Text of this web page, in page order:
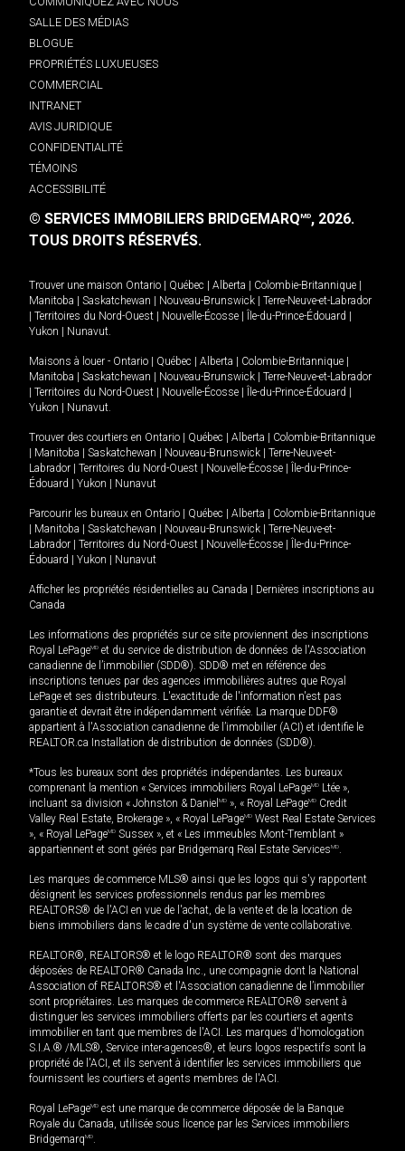
SALLE DES MÉDIAS
BLOGUE
PROPRIÉTÉS LUXUEUSES
COMMERCIAL
INTRANET
AVIS JURIDIQUE
CONFIDENTIALITÉ
TÉMOINS
ACCESSIBILITÉ
© SERVICES IMMOBILIERS BRIDGEMARQMD, 2026.
TOUS DROITS RÉSERVÉS.
Trouver une maison Ontario | Québec | Alberta | Colombie-Britannique |
Manitoba | Saskatchewan | Nouveau-Brunswick | Terre-Neuve-et-Labrador
| Territoires du Nord-Ouest | Nouvelle-Écosse | Île-du-Prince-Édouard |
Yukon | Nunavut.
Maisons à louer - Ontario | Québec | Alberta | Colombie-Britannique |
Manitoba | Saskatchewan | Nouveau-Brunswick | Terre-Neuve-et-Labrador
| Territoires du Nord-Ouest | Nouvelle-Écosse | Île-du-Prince-Édouard |
Yukon | Nunavut.
Trouver des courtiers en Ontario | Québec | Alberta | Colombie-Britannique
| Manitoba | Saskatchewan | Nouveau-Brunswick | Terre-Neuve-et-
Labrador | Territoires du Nord-Ouest | Nouvelle-Écosse | Île-du-Prince-
Édouard | Yukon | Nunavut
Parcourir les bureaux en Ontario | Québec | Alberta | Colombie-Britannique
| Manitoba | Saskatchewan | Nouveau-Brunswick | Terre-Neuve-et-
Labrador | Territoires du Nord-Ouest | Nouvelle-Écosse | Île-du-Prince-
Édouard | Yukon | Nunavut
Afficher les propriétés résidentielles au Canada | Dernières inscriptions au
Canada
Les informations des propriétés sur ce site proviennent des inscriptions
Royal LePageMD et du service de distribution de données de l'Association
canadienne de l’immobilier (SDD®). SDD® met en référence des
inscriptions tenues par des agences immobilières autres que Royal
LePage et ses distributeurs. L'exactitude de l'information n'est pas
garantie et devrait être indépendamment vérifiée. La marque DDF®
appartient à l'Association canadienne de l’immobilier (ACI) et identifie le
REALTOR.ca Installation de distribution de données (SDD®).
*Tous les bureaux sont des propriétés indépendantes. Les bureaux
comprenant la mention « Services immobiliers Royal LePageMD Ltée »,
incluant sa division « Johnston & Daniel MD », « Royal LePageMD Credit
Valley Real Estate, Brokerage », « Royal LePageMD West Real Estate Services
», « Royal LePageMD Sussex », et « Les immeubles Mont-Tremblant »
appartiennent et sont gérés par Bridgemarq Real Estate ServicesMD.
Les marques de commerce MLS® ainsi que les logos qui s'y rapportent
désignent les services professionnels rendus par les membres
REALTORS® de l'ACI en vue de l'achat, de la vente et de la location de
biens immobiliers dans le cadre d'un système de vente collaborative.
REALTOR®, REALTORS® et le logo REALTOR® sont des marques
déposées de REALTOR® Canada Inc., une compagnie dont la National
Association of REALTORS® et l'Association canadienne de l’immobilier
sont propriétaires. Les marques de commerce REALTOR® servent à
distinguer les services immobiliers offerts par les courtiers et agents
immobilier en tant que membres de l'ACI. Les marques d'homologation
S.I.A.® /MLS®, Service inter-agences®, et leurs logos respectifs sont la
propriété de l'ACI, et ils servent à identifier les services immobiliers que
fournissent les courtiers et agents membres de l'ACI.
Royal LePageMD est une marque de commerce déposée de la Banque
Royale du Canada, utilisée sous licence par les Services immobiliers
BridgemarqMD.